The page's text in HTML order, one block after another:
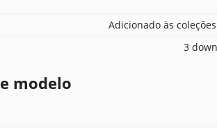
Adicionado às
3
modelo